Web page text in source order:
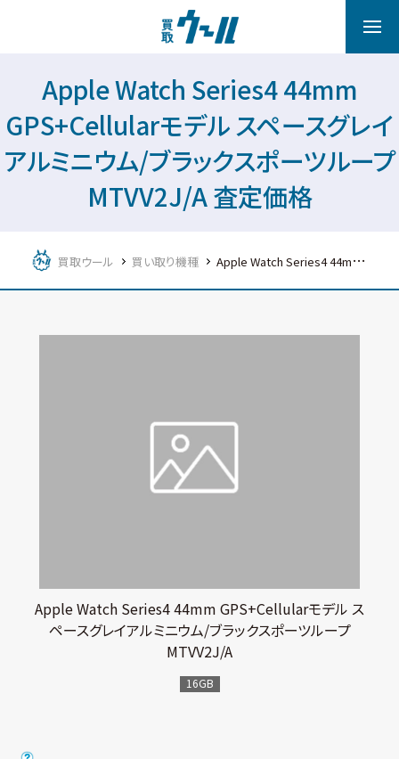
Apple Watch Series4 44mm
GPS+Cellularモデル スペースグレイ
アルミニウム/ブラックスポーツループ
MTVV2J/A 査定価格
買取ウール 買い取り機種 Apple Watch Series4 44mm GPS+Cellularモデル スペースグレイアルミニウム/ブラックスポーツループ MTVV2J/A
Apple Watch Series4 44mm GPS+Cellularモデル ス
ペースグレイアルミニウム/ブラックスポーツループ
MTVV2J/A
16GB